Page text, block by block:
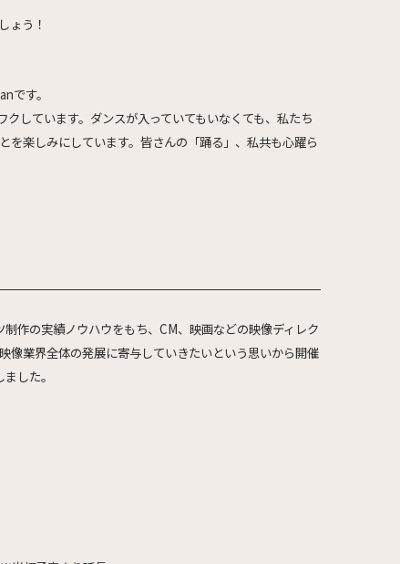
ょう！
です。
しています。ダンスが入っていてもいなくても、私たち
楽しみにしています。皆さんの「踊る」、私共も心躍ら
作の実績ノウハウをもち、CM、映画などの映像ディレク
像業界全体の発展に寄与していきたいという思いから開催
した。